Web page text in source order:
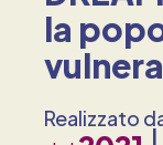
la
Realizzato